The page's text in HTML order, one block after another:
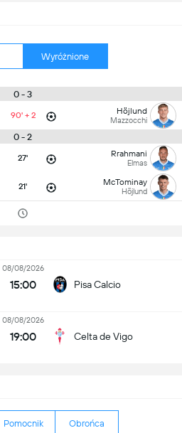
Wyróżnione
0 - 3
90' + 2 Höjlund
Mazzocchi
0 - 2
27' Rrahmani
Elmas
21' McTominay
Höjlund
08/08/2026
15:00 Pisa Calcio
08/08/2026
19:00 Celta de Vigo
Pomocnik Obrońca